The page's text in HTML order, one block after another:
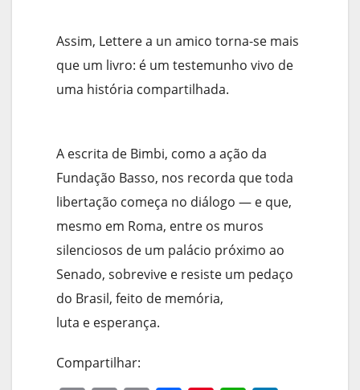
Assim, Lettere a un amico torna-se mais
que um livro: é um testemunho vivo de
uma história compartilhada.
A escrita de Bimbi, como a ação da
Fundação Basso, nos recorda que toda
libertação começa no diálogo — e que,
mesmo em Roma, entre os muros
silenciosos de um palácio próximo ao
Senado, sobrevive e resiste um pedaço
do Brasil, feito de memória,
luta e esperança.
Compartilhar: